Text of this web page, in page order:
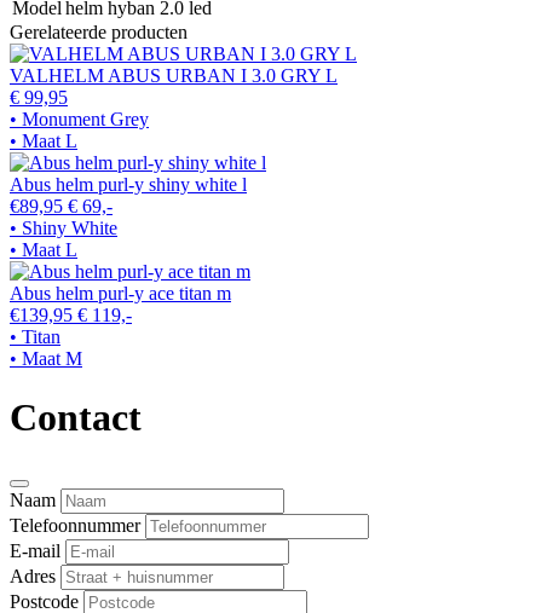
Model helm hyban 2.0 led
Gerelateerde producten
VALHELM ABUS URBAN I 3.0 GRY L
€ 99,95
• Monument Grey
• Maat L
Abus helm purl-y shiny white l
€89,95 € 69,-
• Shiny White
• Maat L
Abus helm purl-y ace titan m
€139,95 € 119,-
• Titan
• Maat M
Contact
Naam
Telefoonnummer
E-mail
Adres
Postcode